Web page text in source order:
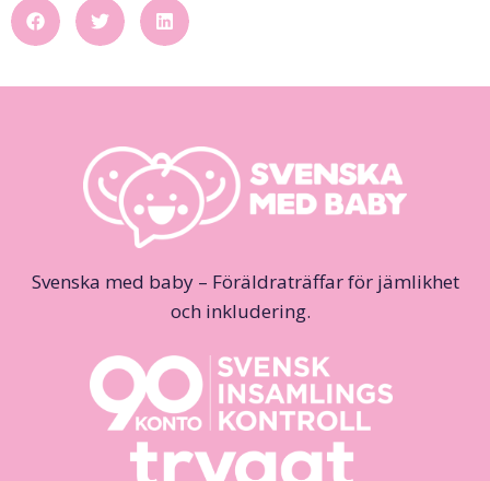
Svenska med baby – Föräldraträffar för jämlikhet
och inkludering.